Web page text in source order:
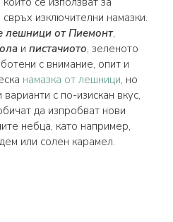
изключителни намазки.
лешници от Пиемонт,
и пистачиото, зеленото
с внимание, опит и
намазка от лешници, но
с по-изискан вкус,
да изпробват нови
небца, като например,
или солен карамел.